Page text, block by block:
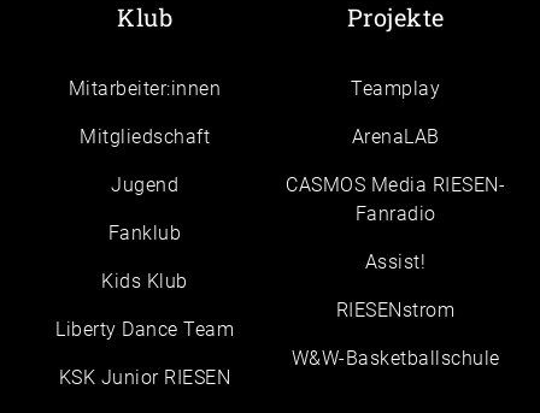
Klub
Mitarbeiter:innen
Mitgliedschaft
Jugend
Fanklub
Kids Klub
Liberty Dance Team
KSK Junior RIESEN
Projekte
Teamplay
ArenaLAB
CASMOS Media RIESEN-
Fanradio
Assist!
RIESENstrom
W&W-Basketballschule